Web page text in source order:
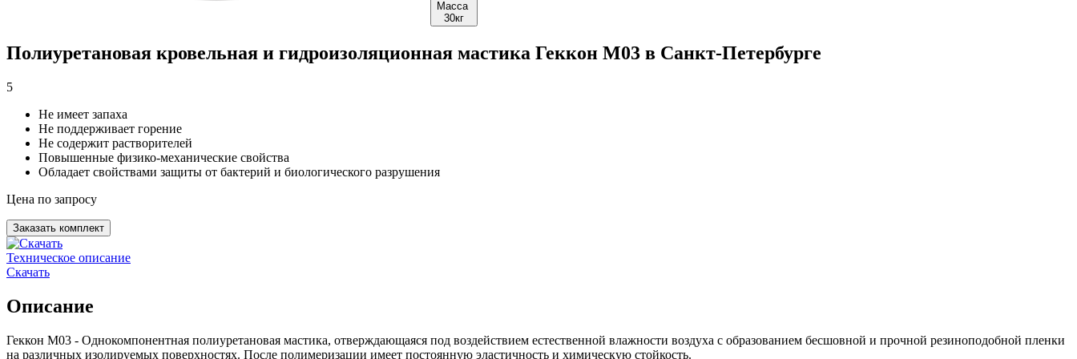
Масса
30кг
Полиуретановая кровельная и гидроизоляционная мастика Геккон М03 в Санкт-Петербурге
5
Не имеет запаха
Не поддерживает горение
Не содержит растворителей
Повышенные физико-механические свойства
Обладает свойствами защиты от бактерий и биологического разрушения
Цена по запросу
Заказать комплект
Техническое описание
Скачать
Описание
Геккон М03 - Однокомпонентная полиуретановая мастика, отверждающаяся под воздействием естественной влажности воздуха с образованием бесшовной и прочной резиноподобной пленки
на различных изолируемых поверхностях. После полимеризации имеет постоянную эластичность и химическую стойкость.